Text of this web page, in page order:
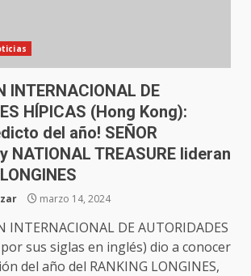
INTERNACIONAL DE
HÍPICAS (Hong Kong):
del año! SEÑOR
NATIONAL TREASURE lideran
marzo 14, 2024
INTERNACIONAL DE AUTORIDADES
por sus siglas en inglés) dio a conocer
del año del RANKING LONGINES,